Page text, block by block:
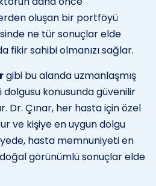
oluşan bir portföyü
ne tür sonuçlar elde
fikir sahibi olmanızı sağlar.
gibi bu alanda uzmanlaşmış
konusunda güvenilir
Dr. Çınar, her hasta için özel
ve kişiye en uygun dolgu
hasta memnuniyeti en
doğal görünümlü sonuçlar elde